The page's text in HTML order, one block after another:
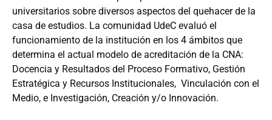
universitarios sobre diversos aspectos del quehacer de la
casa de estudios. La comunidad UdeC evaluó el
funcionamiento de la institución en los 4 ámbitos que
determina el actual modelo de acreditación de la CNA:
Docencia y Resultados del Proceso Formativo, Gestión
Estratégica y Recursos Institucionales, Vinculación con el
Medio, e Investigación, Creación y/o Innovación.